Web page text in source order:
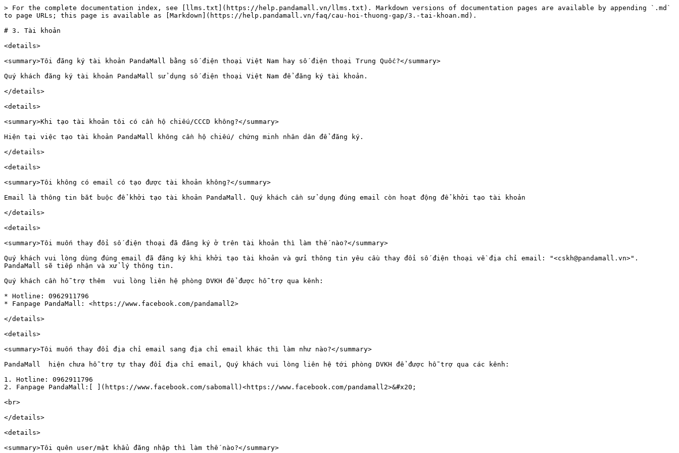
> For the complete documentation index, see [llms.txt](https://help.pandamall.vn/llms.txt). Markdown versions of documentation pages are available by appending `.md`
to page URLs; this page is available as [Markdown](https://help.pandamall.vn/faq/cau-hoi-thuong-gap/3.-tai-khoan.md).
# 3. Tài khoản
<details>
<summary>Tôi đăng ký tài khoản PandaMall bằng số điện thoại Việt Nam hay số điện thoại Trung Quốc?</summary>
Quý khách đăng ký tài khoản PandaMall sử dụng số điện thoại Việt Nam để đăng ký tài khoản.
</details>
<details>
<summary>Khi tạo tài khoản tôi có cần hộ chiếu/CCCD không?</summary>
Hiện tại việc tạo tài khoản PandaMall không cần hộ chiếu/ chứng minh nhân dân để đăng ký.
</details>
<details>
<summary>Tôi không có email có tạo được tài khoản không?</summary>
Email là thông tin bắt buộc để khởi tạo tài khoản PandaMall. Quý khách cần sử dụng đúng email còn hoạt động để khởi tạo tài khoản
</details>
<details>
<summary>Tôi muốn thay đổi số điện thoại đã đăng ký ở trên tài khoản thì làm thế nào?</summary>
Quý khách vui lòng dùng đúng email đã đăng ký khi khởi tạo tài khoản và gửi thông tin yêu cầu thay đổi số điện thoại về địa chỉ email: "<cskh@pandamall.vn>".
PandaMall sẽ tiếp nhận và xử lý thông tin.
Quý khách cần hỗ trợ thêm  vui lòng liên hệ phòng DVKH để được hỗ trợ qua kênh:
* Hotline: 0962911796
* Fanpage PandaMall: <https://www.facebook.com/pandamall2>
</details>
<details>
<summary>Tôi muốn thay đổi địa chỉ email sang địa chỉ email khác thì làm như nào?</summary>
PandaMall  hiện chưa hỗ trợ tự thay đổi địa chỉ email, Quý khách vui lòng liên hệ tới phòng DVKH để được hỗ trợ qua các kênh:
1. Hotline: 0962911796
2. Fanpage PandaMall:[ ](https://www.facebook.com/sabomall)<https://www.facebook.com/pandamall2>&#x20;
<br>
</details>
<details>
<summary>Tôi quên user/mật khẩu đăng nhập thì làm thế nào?</summary>